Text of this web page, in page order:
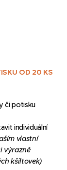
OD 20 KS
či potisku
individuální
vlastní
výrazně
kšiltovek)